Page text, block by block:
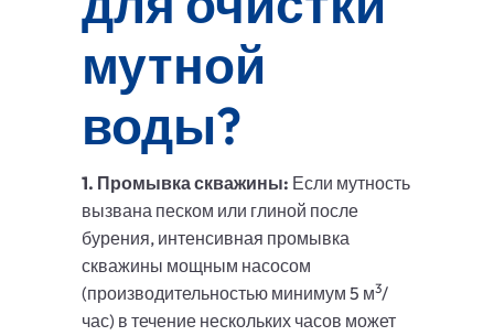
мутной
воды?
1. Промывка скважины: Если мутность
вызвана песком или глиной после
бурения, интенсивная промывка
скважины мощным насосом
(производительностью минимум 5 м3/
час) в течение нескольких часов может